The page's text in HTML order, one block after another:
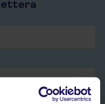
osobowych przez TUI